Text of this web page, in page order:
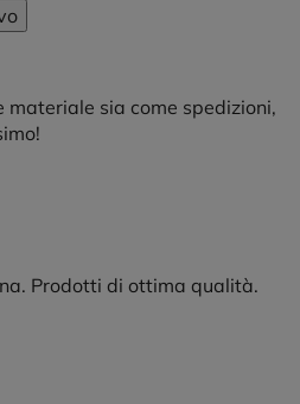
materiale sia come spedizioni,
Prodotti di ottima qualità.